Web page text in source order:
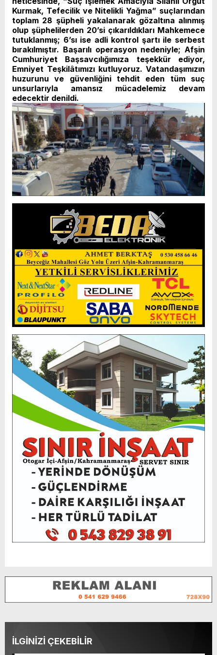
Kurmak, Tefecilik ve Nitelikli Yağma” suçlarından
toplam 28 şüpheli yakalanarak gözaltına alınmış
olup şüphelilerden 20’si çıkarıldıkları Mahkemece
tutuklanmış; 6’sı ise adli kontrol şartı ile serbest
bırakılmıştır. Başarılı operasyon nedeniyle; Afşin
Cumhuriyet Başsavcılığımıza teşekkür ediyor,
Emniyet Teşkilâtımızı kutluyoruz. Vatandaşımızın
huzurunu ve güvenliğini tehdit eden tüm suç
unsurlarıyla amansız mücadelemiz devam
edecektir denildi.
İLGİNİZİ ÇEKEBİLİR